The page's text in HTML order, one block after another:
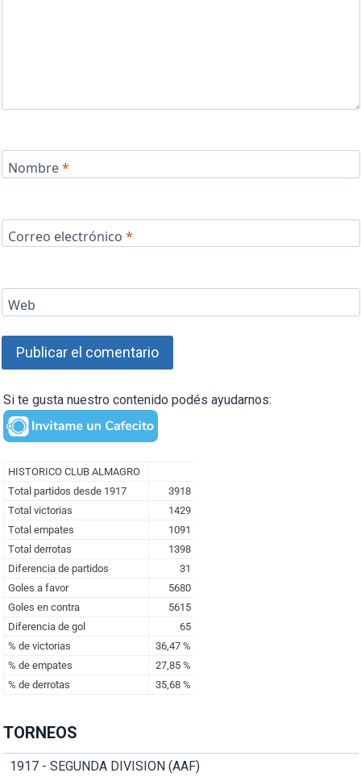
Nombre*
Correo electrónico *
Web
Si te gusta nuestro contenido podés ayudarnos:
TORNEOS
1917 - SEGUNDA DIVISION (AAF)